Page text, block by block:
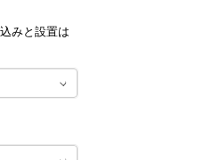
みと設置は